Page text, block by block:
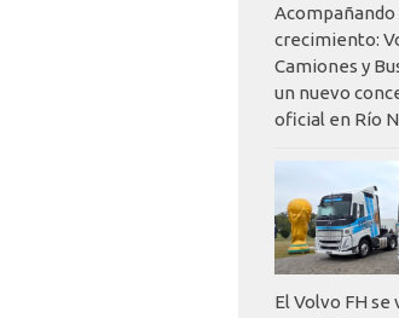
Acompañando
crecimiento:
Camiones y
un nuevo
oficial en Río
El Volvo FH se